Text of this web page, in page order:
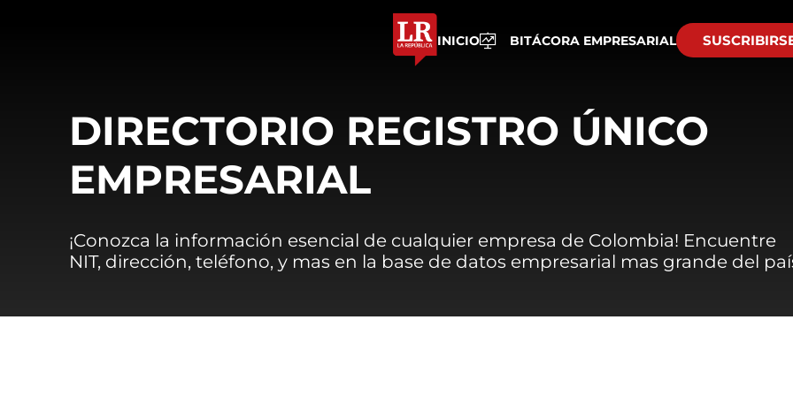
INICIO BITÁCORA EMPRESARIAL
DIRECTORIO REGISTRO ÚNICO
EMPRESARIAL
¡Conozca la información esencial de cualquier empresa de Colombia! Encuentre
NIT, dirección, teléfono, y mas en la base de datos empresarial mas grande del